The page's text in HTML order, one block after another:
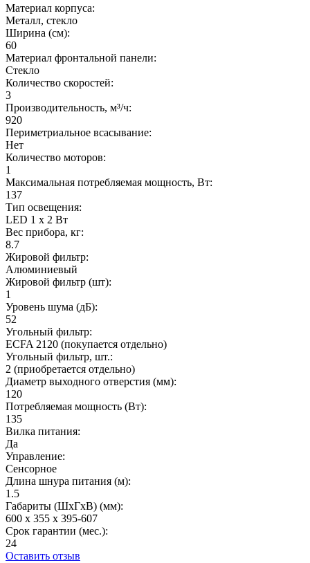
Материал корпуса:
Металл, стекло
Ширина (см):
60
Материал фронтальной панели:
Стекло
Количество скоростей:
3
Производительность, м³/ч:
920
Периметриальное всасывание:
Нет
Количество моторов:
1
Максимальная потребляемая мощность, Вт:
137
Тип освещения:
LED 1 x 2 Вт
Вес прибора, кг:
8.7
Жировой фильтр:
Алюминиевый
Жировой фильтр (шт):
1
Уровень шума (дБ):
52
Угольный фильтр:
ECFA 2120 (покупается отдельно)
Угольный фильтр, шт.:
2 (приобретается отдельно)
Диаметр выходного отверстия (мм):
120
Потребляемая мощность (Вт):
135
Вилка питания:
Да
Управление:
Сенсорное
Длина шнура питания (м):
1.5
Габариты (ШхГxВ) (мм):
600 х 355 х 395-607
Срок гарантии (мес.):
24
Оставить отзыв